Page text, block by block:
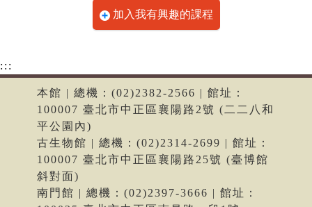
加入我有興趣的課程
:::
本館 | 總機：(02)2382-2566 | 館址：
100007 臺北市中正區襄陽路2號 (二二八和
平公園內)
古生物館 | 總機：(02)2314-2699 | 館址：
100007 臺北市中正區襄陽路25號 (臺博館
斜對面)
南門館 | 總機：(02)2397-3666 | 館址：